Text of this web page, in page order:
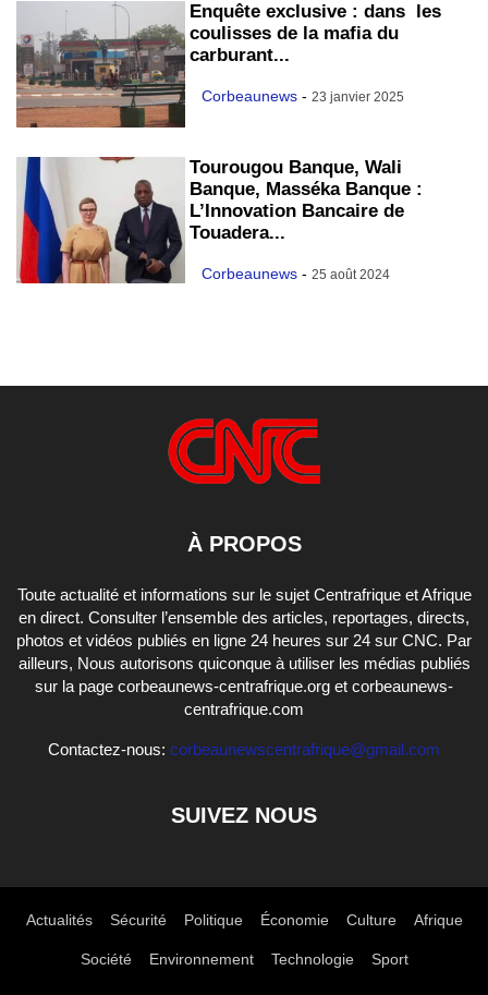
Enquête exclusive : dans les
coulisses de la mafia du
carburant...
Corbeaunews - 23 janvier 2025
Tourougou Banque, Wali
Banque, Masséka Banque :
L’Innovation Bancaire de
Touadera...
Corbeaunews - 25 août 2024
À PROPOS
Toute actualité et informations sur le sujet Centrafrique et Afrique
en direct. Consulter l’ensemble des articles, reportages, directs,
photos et vidéos publiés en ligne 24 heures sur 24 sur CNC. Par
ailleurs, Nous autorisons quiconque à utiliser les médias publiés
sur la page corbeaunews-centrafrique.org et corbeaunews-
centrafrique.com
Contactez-nous: corbeaunewscentrafrique@gmail.com
SUIVEZ NOUS
Actualités Sécurité Politique Économie Culture Afrique
Société Environnement Technologie Sport